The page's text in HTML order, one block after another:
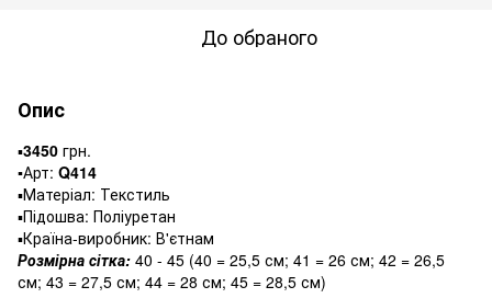
До обраного
Опис
▪️3450 грн.
▪️Арт: Q414
▪️Матеріал: Текстиль
▪️Підошва: Поліуретан
▪️Країна-виробник: В'єтнам
Розмірна сітка: 40 - 45 (40 = 25,5 см; 41 = 26 см; 42 = 26,5
см; 43 = 27,5 см; 44 = 28 см; 45 = 28,5 см)